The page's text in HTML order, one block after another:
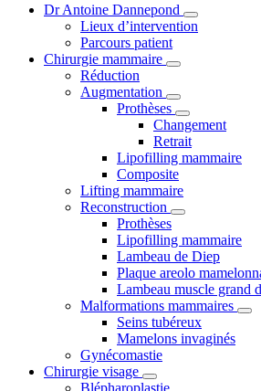
Dr Antoine Dannepond
Lieux d’intervention
Parcours patient
Chirurgie mammaire
Réduction
Augmentation
Prothèses
Changement
Retrait
Lipofilling mammaire
Composite
Lifting mammaire
Reconstruction
Prothèses
Lipofilling mammaire
Lambeau de Diep
Plaque areolo
Lambeau muscle grand
Malformations mammaires
Seins tubéreux
Mamelons invaginés
Gynécomastie
Chirurgie visage
Blépharoplastie